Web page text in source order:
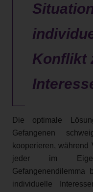
Konflikt
Die optimale
Gefangenen
kooperieren, während
jeder im
individuelle